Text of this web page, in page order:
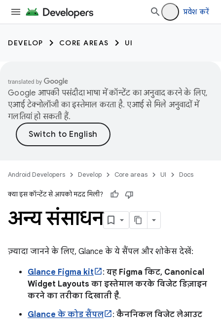
प्रवेश करें
DEVELOP CORE AREAS UI
Google आपकी पसंदीदा भाषा में कॉन्टेंट का अनुवाद करने के लिए,
एआई टेक्नोलॉजी का इस्तेमाल करता है. एआई से मिले अनुवादों में
गलतियां हो सकती हैं.
Android Developers Develop Core areas UI Docs
क्या इस कॉन्टेंट से आपको मदद मिली?
अन्य संसाधन
ज़्यादा जानने के लिए, Glance के ये सैंपल और शोकेस देखें:
Glance Figma kit : यह Figma किट, Canonical
Widget Layouts का इस्तेमाल करके विजेट डिज़ाइन
करने का तरीका दिखाती है.
Glance के कोड सैंपल
: कैननिकल विजेट लेआउट